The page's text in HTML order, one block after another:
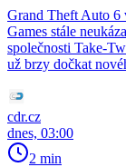
Grand Theft Auto 6
Games stále
společnosti Take-
už brzy dočkat
cdr.cz
dnes, 03:00
2 min